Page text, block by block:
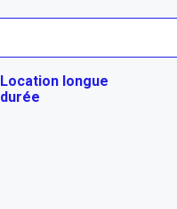
Location longue
durée